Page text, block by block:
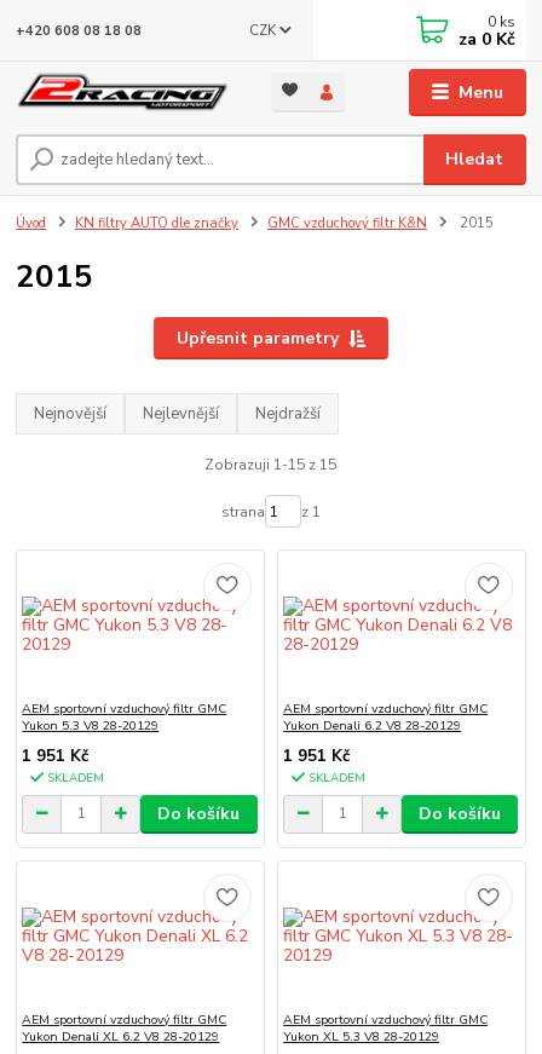
Menu
CZK
Hledat
+420 608 08 18 08 0 ks
za 0 Kč
Úvod KN filtry AUTO dle značky GMC vzduchový filtr K&N 2015
2015
Upřesnit parametry
Nejnovější Nejlevnější Nejdražší
Zobrazuji 1-15 z 15
strana z 1
AEM sportovní vzduchový filtr GMC
Yukon 5.3 V8 28-20129
1 951 Kč
SKLADEM
Do košíku
AEM sportovní vzduchový filtr GMC
Yukon Denali 6.2 V8 28-20129
1 951 Kč
SKLADEM
Do košíku
AEM sportovní vzduchový filtr GMC
Yukon Denali XL 6.2 V8 28-20129
AEM sportovní vzduchový filtr GMC
Yukon XL 5.3 V8 28-20129